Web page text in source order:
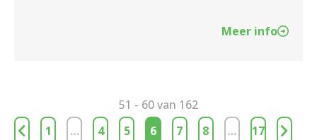
Meer info
51 - 60 van 162
1
… 4 5 6 7 8 … 17